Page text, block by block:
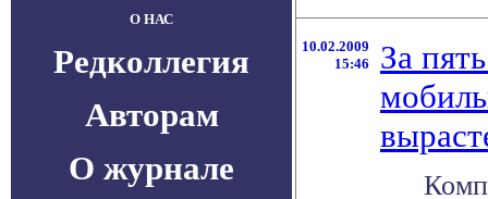
О НАС
Редколлегия
Авторам
О журнале
10.02.2009
15:46
За